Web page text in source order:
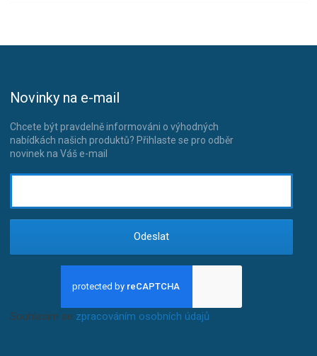
Novinky na e-mail
Chcete být pravdelně informováni o výhodných
nabídkách našich produktů? Přihlaste se pro odběr
novinek na Váš e-mail
Odeslat
Souhlasím se zpracováním osobních údajů